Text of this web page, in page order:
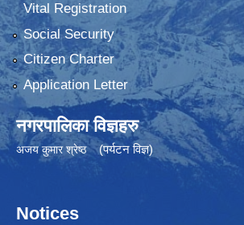
Vital Registration
Social Security
Citizen Charter
Application Letter
नगरपालिका विज्ञहरु
अजय कुमार श्रेष्ठ (पर्यटन विज्ञ)
Notices